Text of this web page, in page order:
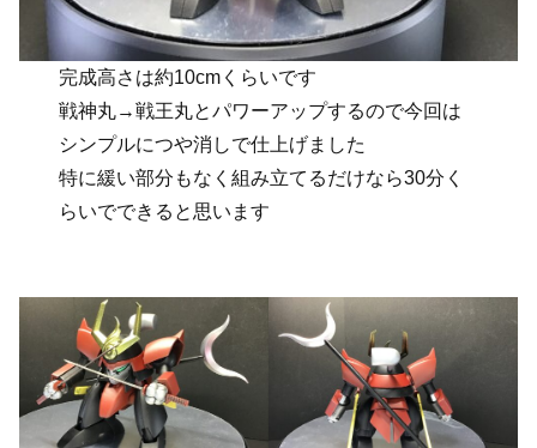
完成高さは約10cmくらいです
戦神丸→戦王丸とパワーアップするので今回は
シンプルにつや消しで仕上げました
特に緩い部分もなく組み立てるだけなら30分く
らいでできると思います